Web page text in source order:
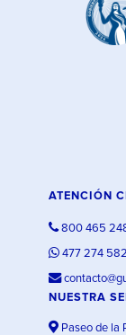
ATENCIÓN
800 465
477 274
NUESTRA
Paseo de la